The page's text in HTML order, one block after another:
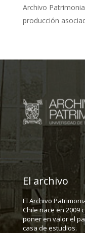
Archivo
producción
El archivo
El Archivo
Chile nace en 2009
poner en valor el
casa de estudios.